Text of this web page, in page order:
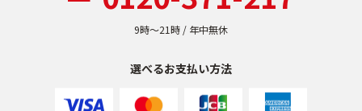
9時〜21時 / 年中無休
選べるお支払い方法